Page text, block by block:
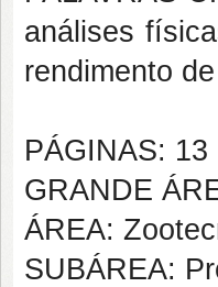
análises
rendimento
PÁGINAS: 13
GRANDE
ÁREA:
SUBÁREA: